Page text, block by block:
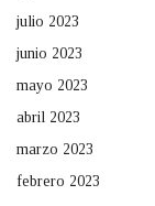
julio 2023
junio 2023
mayo 2023
abril 2023
marzo 2023
febrero 2023